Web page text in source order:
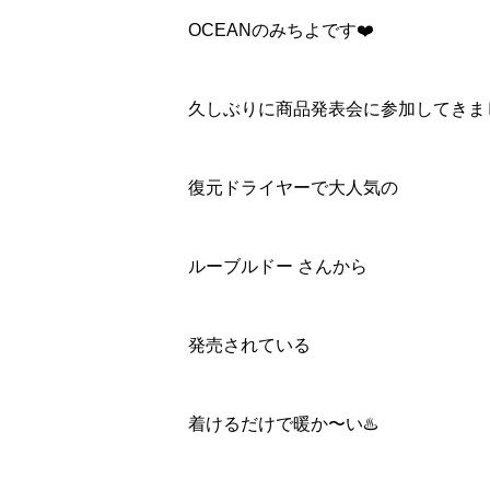
OCEANのみちよです❤️
久しぶりに商品発表会に参加してき
復元ドライヤーで大人気の
ルーブルドー さんから
発売されている
着けるだけで暖か〜い♨️